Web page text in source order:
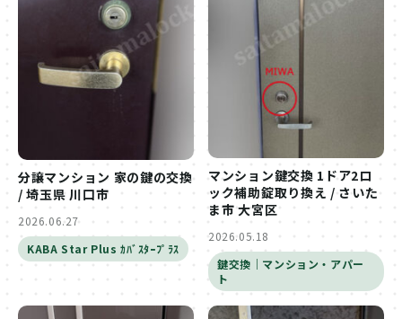
分譲マンション 家の鍵の交換
/ 埼玉県 川口市
2026.06.27
KABA Star Plus ｶﾊﾞｽﾀｰﾌﾟﾗｽ
マンション鍵交換 1ドア2ロ
ック補助錠取り換え / さいた
ま市 大宮区
2026.05.18
鍵交換｜マンション・アパー
ト